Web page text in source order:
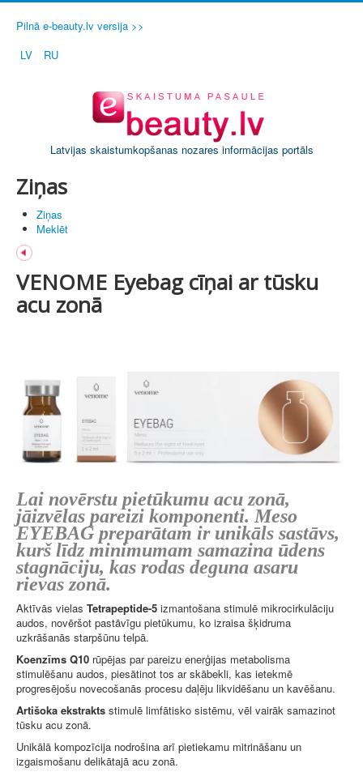
Pilnā e-beauty.lv versija >>
LV
RU
Latvijas skaistumkopšanas nozares informācijas portāls
Ziņas
Ziņas
Meklēt
VENOME Eyebag cīņai ar tūsku
acu zonā
Lai novērstu pietūkumu acu zonā,
jāizvēlas pareizi komponenti. Meso
EYEBAG preparātam ir unikāls sastāvs,
kurš līdz minimumam samazina ūdens
stagnāciju, kas rodas deguna asaru
rievas zonā.
Aktīvās vielas Tetrapeptide-5 izmantošana stimulē mikrocirkulāciju
audos, novēršot pastāvīgu pietūkumu, ko izraisa šķidruma
uzkrāšanās starpšūnu telpā.
Koenzīms Q10 rūpējas par pareizu enerģijas metabolisma
stimulēšanu audos, piesātinot tos ar skābekli, kas ietekmē
progresējošu novecošanās procesu daļēju likvidēšanu un kavēšanu.
Artišoka ekstrakts stimulē limfātisko sistēmu, vēl vairāk samazinot
tūsku acu zonā.
Unikālā kompozīcija nodrošina arī pietiekamu mitrināšanu un
izgaismošanu delikātajā acu zonā.